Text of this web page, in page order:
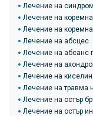
Лечение на
Лечение на
Лечение на
Лечение на абсцес
Лечение на абсанс
Лечение на
Лечение на
Лечение на травма
Лечение на остър
Лечение на остър